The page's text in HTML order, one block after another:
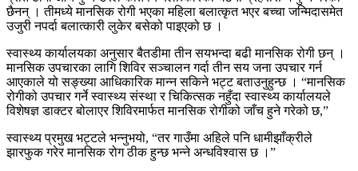
छैनन् । तीमध्ये मानसिक रोगी भएका महिला बलात्कृत भएर बच्चा जन्मिदासमेत
उजुरी नपर्दा बलात्कारी लुकेर बसेको पाइएको छ ।
स्वास्थ्य कार्यालयका अनुसार बैतडीमा तीन सयभन्दा बढी मानसिक रोगी छन् ।
मानसिक उपचारका लागि शिविर सञ्चालन गर्दा तीन सय जना उपचार गर्न
आएकाले यो सङ्ख्या आधिकारिक मान्न सकिने भट्ट बताउनुहुन्छ । “मानसिक
रोगीको उपचार गर्ने स्वास्थ्य संस्था र चिकित्सक नहुँदा स्वास्थ्य कार्यालयले
विशेषज्ञ डाक्टर बोलाएर शिविरमार्फत मानसिक रोगीको जाँच हुने गरेको छ,”
स्वास्थ्य प्रमुख भट्टले भन्नुभयो, “तर गाउँमा अहिले पनि धामीझाँक्रीले
झारफुक गरेर मानसिक रोग ठीक हुन्छ भन्ने अन्धविश्वास छ ।”